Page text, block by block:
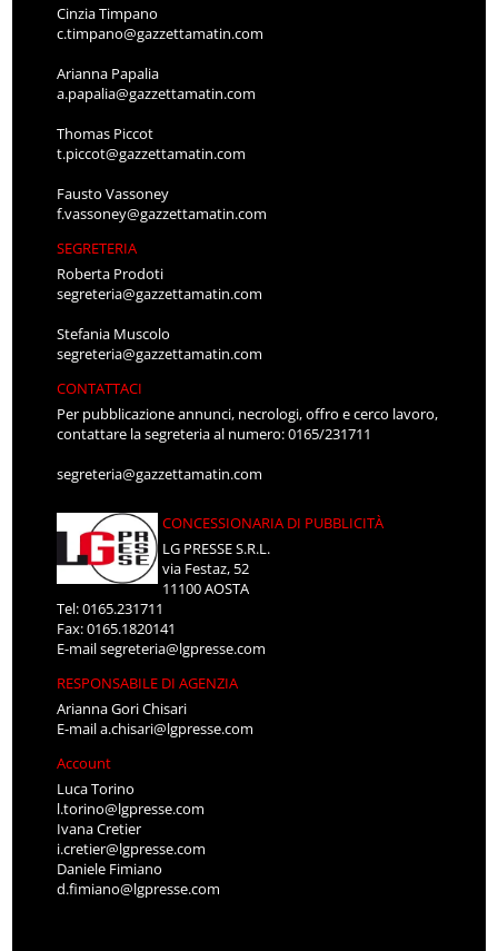
Cinzia Timpano
c.timpano@gazzettamatin.com
Arianna Papalia
a.papalia@gazzettamatin.com
Thomas Piccot
t.piccot@gazzettamatin.com
Fausto Vassoney
f.vassoney@gazzettamatin.com
SEGRETERIA
Roberta Prodoti
segreteria@gazzettamatin.com
Stefania Muscolo
segreteria@gazzettamatin.com
CONTATTACI
Per pubblicazione annunci, necrologi, offro e cerco lavoro,
contattare la segreteria al numero: 0165/231711
segreteria@gazzettamatin.com
CONCESSIONARIA DI PUBBLICITÀ
LG PRESSE S.R.L.
via Festaz, 52
11100 AOSTA
Tel: 0165.231711
Fax: 0165.1820141
E-mailsegreteria@lgpresse.com
RESPONSABILE DI AGENZIA
Arianna Gori Chisari
E-maila.chisari@lgpresse.com
Account
Luca Torino
l.torino@lgpresse.com
Ivana Cretier
i.cretier@lgpresse.com
Daniele Fimiano
d.fimiano@lgpresse.com